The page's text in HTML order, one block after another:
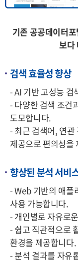
기존 공공데이터
보다
검색 효율성 향상
- AI 기반 고성능 검
- 다양한 검색 조건
도모합니다.
- 최근 검색어, 연
제공으로 편의성을
향상된 분석 서비
- Web 기반의 애플
사용 가능합니다.
- 개인별로 자유로
- 쉽고 직관적으로
환경을 제공합니다.
- 분석 결과를 자유